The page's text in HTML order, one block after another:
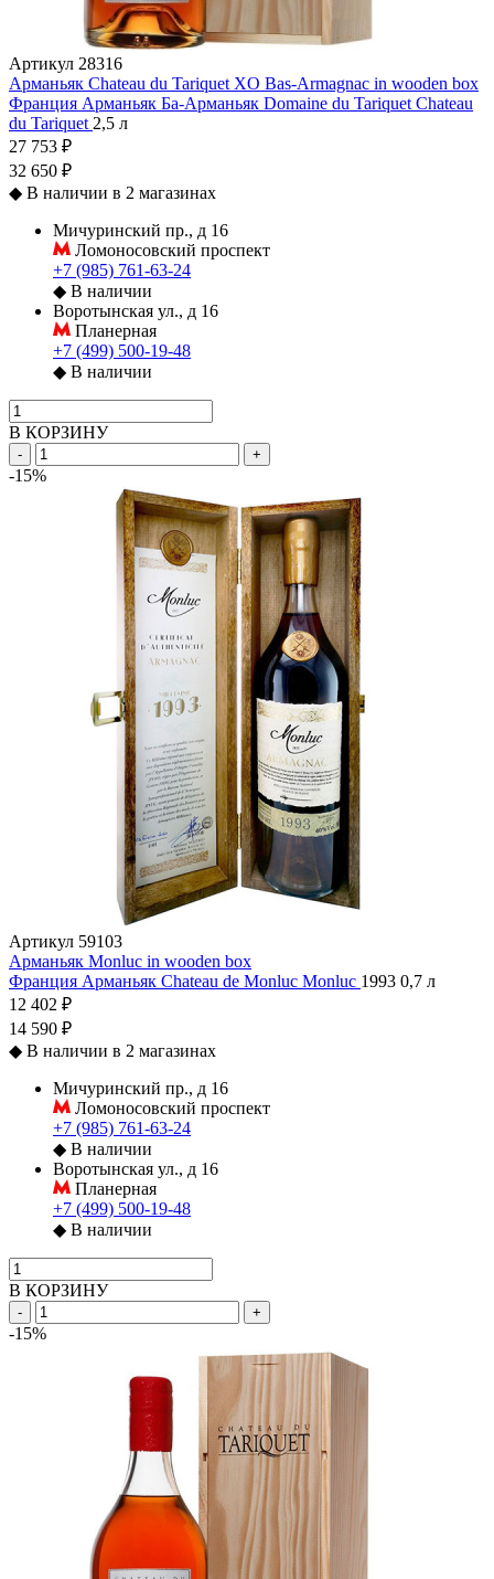
Артикул 28316
Арманьяк Chateau du Tariquet XO Bas-Armagnac in wooden box
Франция Арманьяк Ба-Арманьяк Domaine du Tariquet Chateau
du Tariquet 2,5 л
27 753 ₽
32 650 ₽
◆ В наличии в 2 магазинах
Мичуринский пр., д 16
Ломоносовский проспект
+7 (985) 761-63-24
◆ В наличии
Воротынская ул., д 16
Планерная
+7 (499) 500-19-48
◆ В наличии
В КОРЗИНУ
- +
-15%
Артикул 59103
Арманьяк Monluc in wooden box
Франция Арманьяк Chateau de Monluc Monluc 1993 0,7 л
12 402 ₽
14 590 ₽
◆ В наличии в 2 магазинах
Мичуринский пр., д 16
Ломоносовский проспект
+7 (985) 761-63-24
◆ В наличии
Воротынская ул., д 16
Планерная
+7 (499) 500-19-48
◆ В наличии
В КОРЗИНУ
- +
-15%